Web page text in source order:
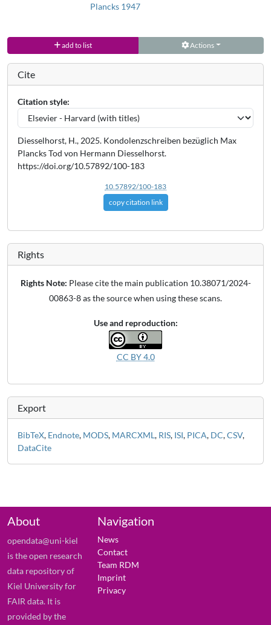
Plancks 1947
add to list Actions
Cite
Citation style:
Diesselhorst, H., 2025. Kondolenzschreiben bezüglich Max
Plancks Tod von Hermann Diesselhorst.
https://doi.org/10.57892/100-183
10.57892/100-183
copy citation link
Rights
Rights Note: Please cite the main publication 10.38071/2024-
00863-8 as the source when using these scans.
Use and reproduction:
CC BY 4.0
Export
BibTeX, Endnote, MODS, MARCXML, RIS, ISI, PICA, DC,CSV,
DataCite
About
opendata@uni-kiel
is the open research
data repository of
Kiel University for
FAIR data. It is
provided by the
Navigation
News
Contact
Team RDM
Imprint
Privacy